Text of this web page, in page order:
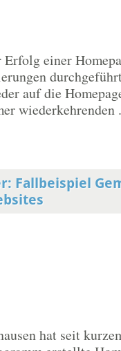
einer
auf die
wiederkehrenden
Fallbeispiel
hat seit